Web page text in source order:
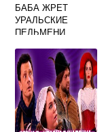
БАБА ЖРЕТ
УРАЛЬСКИЕ
ПЕЛЬМЕНИ